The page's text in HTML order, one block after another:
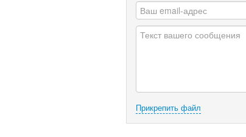
Прикрепить файл